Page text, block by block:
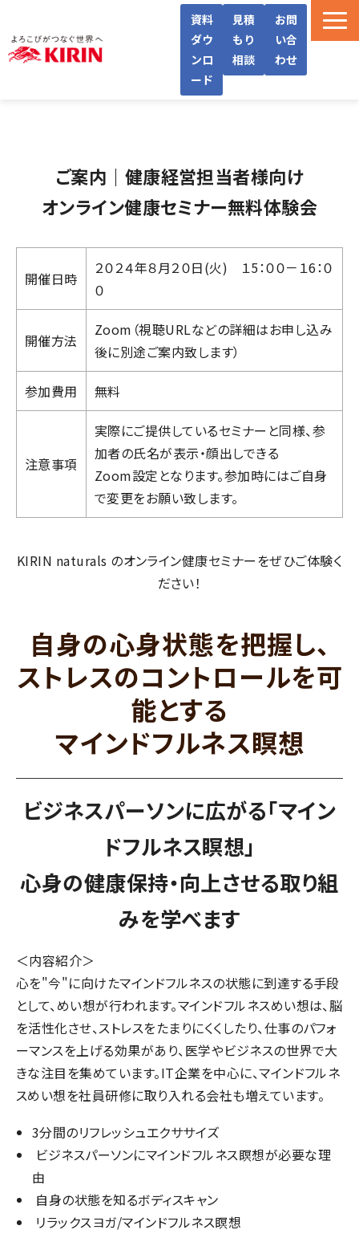
資料
ダウ
ンロ
ード
見積
もり
相談
お問
い合
わせ
導入フロー/料金
導入事例/インタビュー
ご案内｜健康経営担当者様向け
オンライン健康セミナー無料体験会
開催日時
２０２４年８月２０日(火) １5：００－１6：０
０
開催方法
Zoom（視聴URLなどの詳細はお申し込み
後に別途ご案内致します）
参加費用 無料
注意事項
実際にご提供しているセミナーと同様、参
加者の氏名が表示・顔出しできる
Zoom設定となります。参加時にはご自身
で変更をお願い致します。
KIRIN naturals のオンライン健康セミナーをぜひご体験く
ださい！
自身の心身状態を把握し、
ストレスのコントロールを可
能とする
マインドフルネス瞑想
ビジネスパーソンに広がる「マイン
ドフルネス瞑想」
心身の健康保持・向上させる取り組
みを学べます
＜内容紹介＞
心を"今"に向けたマインドフルネスの状態に到達する手段
として、めい想が行われます。マインドフルネスめい想は、脳
を活性化させ、ストレスをたまりにくくしたり、仕事のパフォ
ーマンスを上げる効果があり、医学やビジネスの世界で大
きな注目を集めています。IT企業を中心に、マインドフルネ
スめい想を社員研修に取り入れる会社も増えています。
3分間のリフレッシュエクササイズ
ビジネスパーソンにマインドフルネス瞑想が必要な理
由
自身の状態を知るボディスキャン
リラックスヨガ/マインドフルネス瞑想